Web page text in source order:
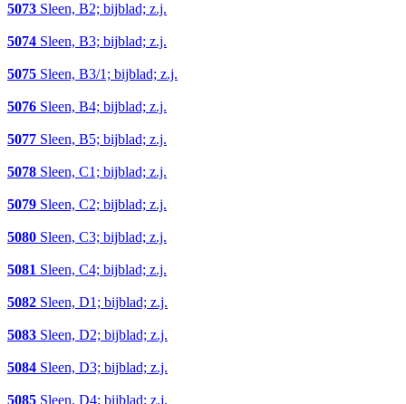
5073 Sleen, B2; bijblad; z.j.
5074 Sleen, B3; bijblad; z.j.
5075 Sleen, B3/1; bijblad; z.j.
5076 Sleen, B4; bijblad; z.j.
5077 Sleen, B5; bijblad; z.j.
5078 Sleen, C1; bijblad; z.j.
5079 Sleen, C2; bijblad; z.j.
5080 Sleen, C3; bijblad; z.j.
5081 Sleen, C4; bijblad; z.j.
5082 Sleen, D1; bijblad; z.j.
5083 Sleen, D2; bijblad; z.j.
5084 Sleen, D3; bijblad; z.j.
5085 Sleen, D4; bijblad; z.j.